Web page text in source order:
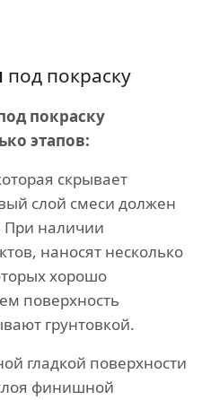
под покраску
покраску
этапов:
скрывает
слой смеси должен
При наличии
наносят несколько
хорошо
поверхность
грунтовкой.
гладкой поверхности
финишной